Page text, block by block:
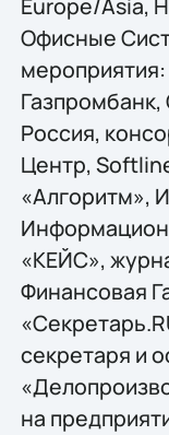
Europe/Asia,
Офисные
Россия,
Центр,
«Алгоритм»,
«КЕЙС»,
Финансовая
секретаря и
на